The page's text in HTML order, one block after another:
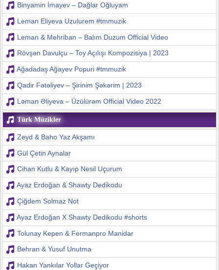
Binyamin İmayev – Dağlar Oğluyam
Leman Eliyeva Uzulurem #tmmuzik
Leman & Mehriban – Balım Duzum Official Video
Rövşən Davulçu – Toy Açılışı Kompozisiya | 2023
Ağadadaş Ağayev Popuri #tmmuzik
Qadir Fətəliyev – Şirinim Şəkərim | 2023
Ləman Əliyeva – Üzülürəm Official Video 2022
Türk Müzikler
Zeyd & Baho Yaz Akşamı
Gül Çetin Aynalar
Cihan Kutlu & Kayıp Nesil Uçurum
Ayaz Erdoğan & Shawty Dedikodu
Çiğdem Solmaz Not
Ayaz Erdoğan X Shawty Dedikodu #shorts
Tolunay Kepen & Fermanpro Manidar
Behran & Yusuf Unutma
Hakan Yankılar Yollar Geçiyor